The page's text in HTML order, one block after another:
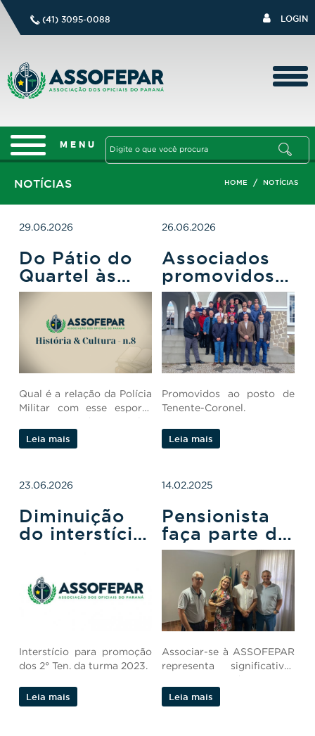
(41) 3095-0088 LOGIN
NOTÍCIAS HOME / NOTÍCIAS
29.06.2026
Do Pátio do
Quartel às
Arquibancadas:
A Ligação
Histórica
entre a PMPR
e o Futebol
Qual é a relação da Polícia
Militar com esse esporte
tão amado pelos
brasileiros?
Leia mais
26.06.2026
Associados
promovidos a
Tenente-
Coronel
Promovidos ao posto de
Tenente-Coronel.
Leia mais
23.06.2026
Diminuição
do interstício
turma 2023
Interstício para promoção
dos 2° Ten. da turma 2023.
Leia mais
14.02.2025
Pensionista
faça parte da
Assofepar
Associar-se à ASSOFEPAR
representa significativas
vantagens a todos
Leia mais